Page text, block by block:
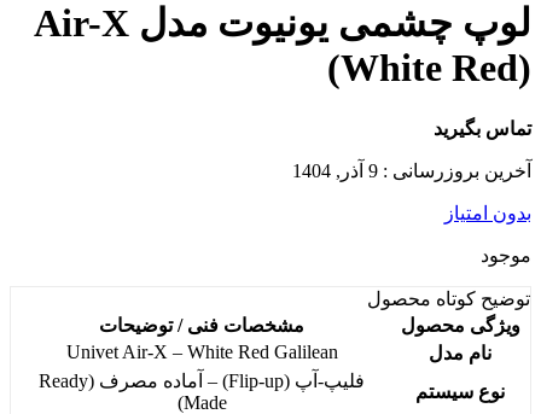
لوپ چشمی یونیوت مدل Air-X
(White Red)
تماس بگیرید
آخرین بروزرسانی : 9 آذر, 1404
بدون امتیاز
موجود
توضیح کوتاه محصول
ویژگی محصول
مشخصات فنی / توضیحات
نام مدل
Univet Air-X – White Red Galilean
نوع سیستم
فلیپ-آپ (Flip-up) – آماده مصرف (Ready
Made)